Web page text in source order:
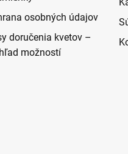
osobných údajov
doručenia kvetov –
možností